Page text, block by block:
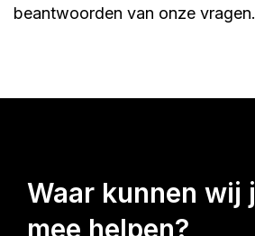
beantwoorden van onze vragen.
waar kunnen wij je
mee helpen?